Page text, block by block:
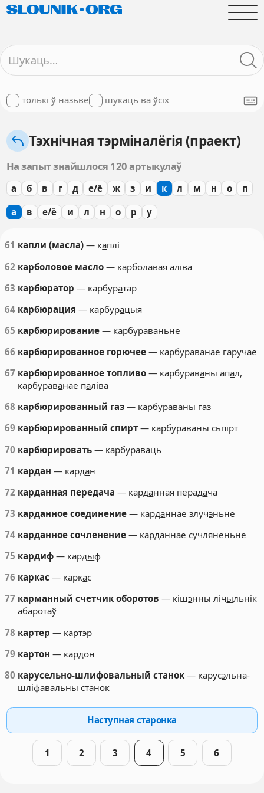
толькі ў назьве шукаць ва ўсіх
Тэхнічная тэрміналёгія (праект)
На запыт знайшлося 120 артыкулаў
а б в г д е/ё ж з и к л м н о п
а в е/ё и л н о р у
61 капли (масла) — каплі
62 карболовое масло — карболавая аліва
63 карбюратор — карбуратар
64 карбюрация — карбурацыя
65 карбюрирование — карбураваньне
66 карбюрированное горючее — карбураванае гаручае
67 карбюрированное топливо — карбураваны апал,
карбураванае паліва
68 карбюрированный газ — карбураваны газ
69 карбюрированный спирт — карбураваны сьпірт
70 карбюрировать — карбураваць
71 кардан — кардан
72 карданная передача — карданная перадача
73 карданное соединение — карданнае злучэньне
74 карданное сочленение — карданнае сучляненьне
75 кардиф — кардыф
76 каркас — каркас
77 карманный счетчик оборотов — кішэнны лічыльнік
абаротаў
78 картер — картэр
79 картон — кардон
80 карусельно-шлифовальный станок — карусэльна-
шліфавальны станок
Наступная старонка
1 2 3 4 5 6